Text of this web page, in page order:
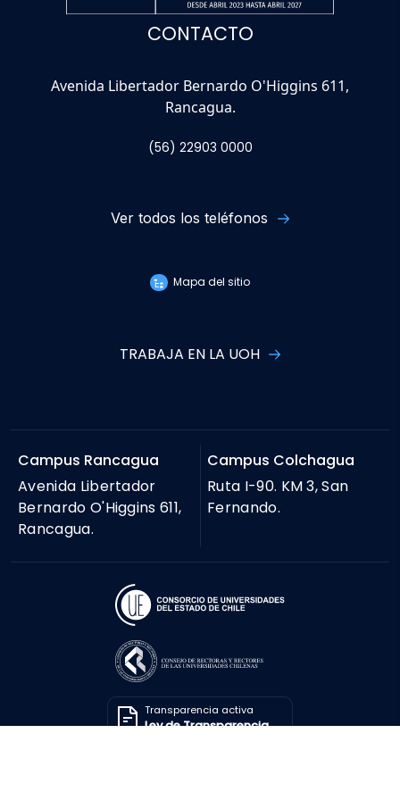
CONTACTO
Avenida Libertador Bernardo O'Higgins 611,
Rancagua.
(56) 22903 0000
Ver todos los teléfonos
Mapa del sitio
TRABAJA EN LA UOH
Campus Rancagua
Avenida Libertador
Bernardo O'Higgins 611,
Rancagua.
Campus Colchagua
Ruta I-90. KM 3, San
Fernando.
Transparencia activa
Ley de Transparencia